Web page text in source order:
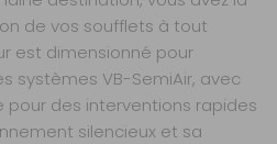
de vos soufflets à tout
est dimensionné pour
systèmes VB-SemiAir, avec
pour des interventions rapides
silencieux et sa